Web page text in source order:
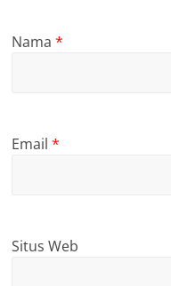
Nama*
Email*
Situs Web